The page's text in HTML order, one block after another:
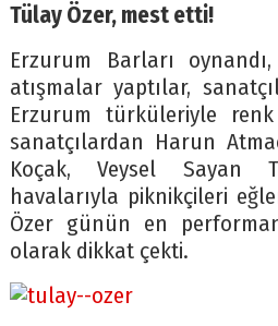
Tülay Özer, mest etti!
Erzurum Barları
atışmalar yaptılar,
Erzurum türküleriyle
sanatçılardan Harun
Koçak, Veysel Sayan
havalarıyla piknikçileri
Özer günün en
olarak dikkat çekti.